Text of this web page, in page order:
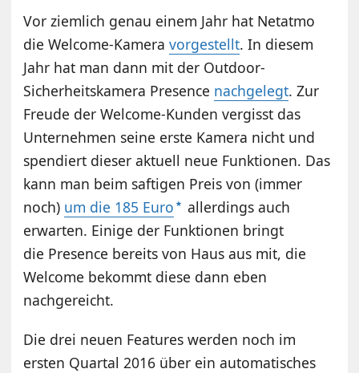
Vor ziemlich genau einem Jahr hat Netatmo
die Welcome-Kameravorgestellt. In diesem
Jahr hat man dann mit der Outdoor-
Sicherheitskamera Presence nachgelegt. Zur
Freude der Welcome-Kunden vergisst das
Unternehmen seine erste Kamera nicht und
spendiert dieser aktuell neue Funktionen. Das
kann man beim saftigen Preis von (immer
noch) um die 185 Euro
allerdings auch
erwarten. Einige der Funktionen bringt
die Presence bereits von Haus aus mit, die
Welcome bekommt diese dann eben
nachgereicht.
Die drei neuen Features werden noch im
ersten Quartal 2016 über ein automatisches